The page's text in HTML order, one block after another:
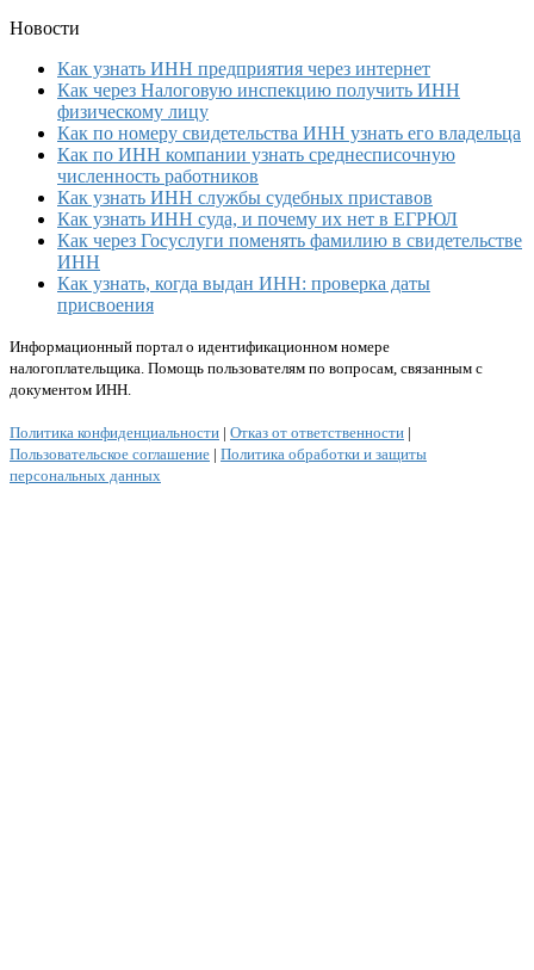
Новости
Как узнать ИНН предприятия через интернет
Как через Налоговую инспекцию получить ИНН
физическому лицу
Как по номеру свидетельства ИНН узнать его владельца
Как по ИНН компании узнать среднесписочную
численность работников
Как узнать ИНН службы судебных приставов
Как узнать ИНН суда, и почему их нет в ЕГРЮЛ
Как через Госуслуги поменять фамилию в свидетельстве
ИНН
Как узнать, когда выдан ИНН: проверка даты
присвоения
Информационный портал о идентификационном номере
налогоплательщика. Помощь пользователям по вопросам, связанным с
документом ИНН.
Политика конфиденциальности | Отказ от ответственности |
Пользовательское соглашение | Политика обработки и защиты
персональных данных